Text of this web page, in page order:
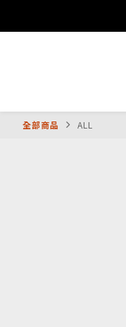
全部商品 ALL